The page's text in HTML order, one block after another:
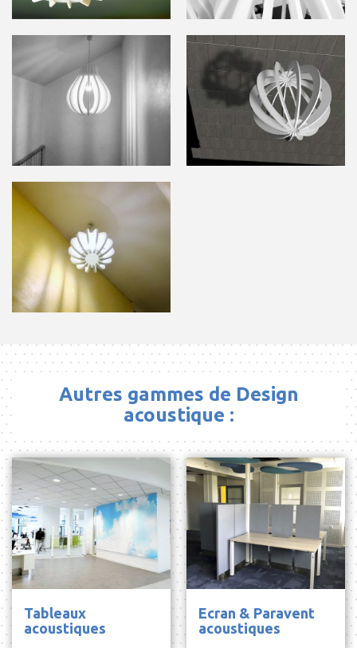
Autres gammes de Design
acoustique :
Tableaux
acoustiques
Ecran & Paravent
acoustiques